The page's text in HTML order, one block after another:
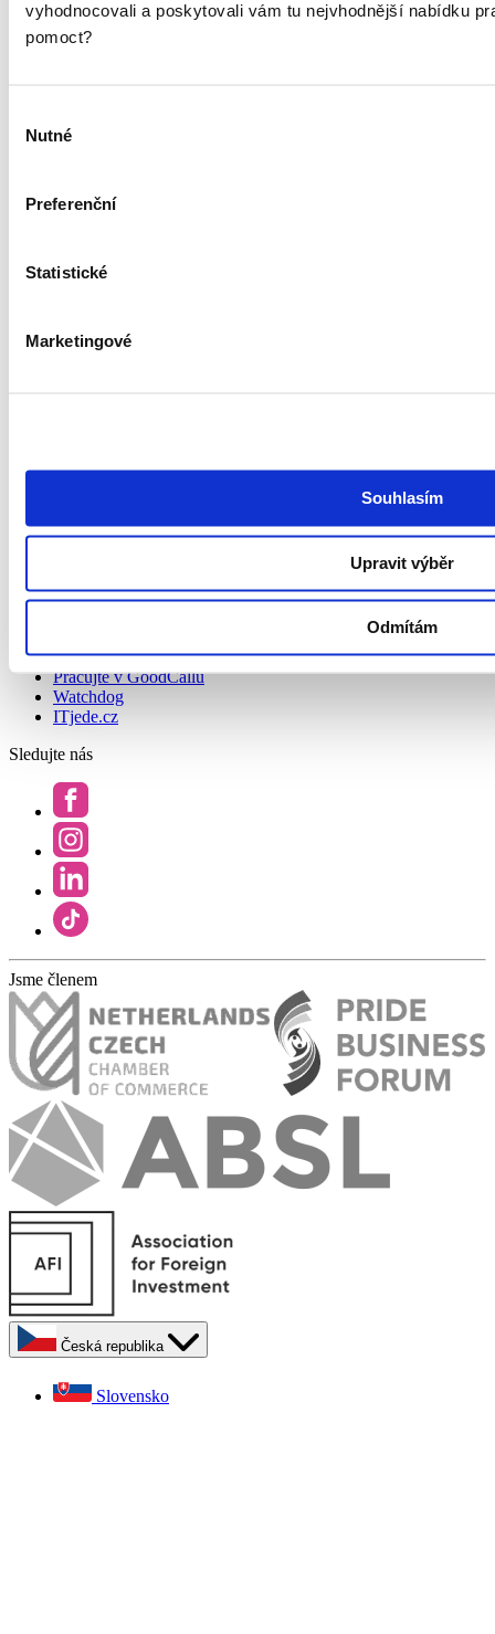
vyhodnocovali a poskytovali vám tu nejvhodnější nabídku
pomoct?
souhlasu
Nutné
Preferenční
Statistické
Marketingové
Souhlasím
Upravit výběr
Odmítám
Nábor talentů
Všeobecné obchodní podmínky
Pravidla soutěží
Najděte si práci
Pracujte v GoodCallu
Watchdog
ITjede.cz
Sledujte nás
Jsme členem
Česká republika
Slovensko